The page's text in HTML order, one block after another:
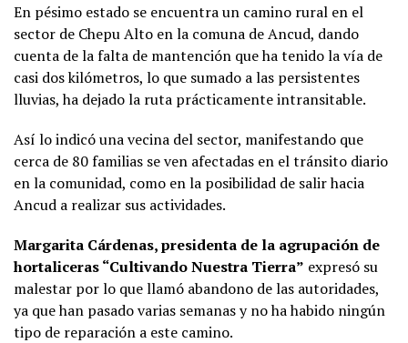
En pésimo estado se encuentra un camino rural en el
sector de Chepu Alto en la comuna de Ancud, dando
cuenta de la falta de mantención que ha tenido la vía de
casi dos kilómetros, lo que sumado a las persistentes
lluvias, ha dejado la ruta prácticamente intransitable.
Así lo indicó una vecina del sector, manifestando que
cerca de 80 familias se ven afectadas en el tránsito diario
en la comunidad, como en la posibilidad de salir hacia
Ancud a realizar sus actividades.
Margarita Cárdenas, presidenta de la agrupación de
hortaliceras “Cultivando Nuestra Tierra” expresó su
malestar por lo que llamó abandono de las autoridades,
ya que han pasado varias semanas y no ha habido ningún
tipo de reparación a este camino.